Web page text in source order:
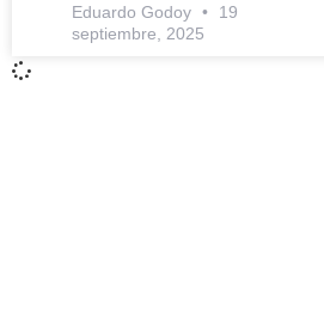
Eduardo Godoy
19
septiembre, 2025